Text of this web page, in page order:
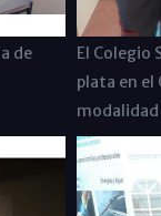
de
El Colegio
plata en el